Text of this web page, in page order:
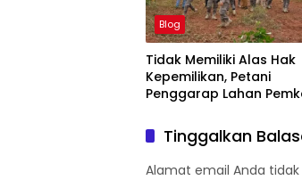
Blog
Tidak Memiliki Alas Hak
Kepemilikan, Petani
Penggarap Lahan
Rugi Tanah
Tinggalkan
Alamat email Anda tidak